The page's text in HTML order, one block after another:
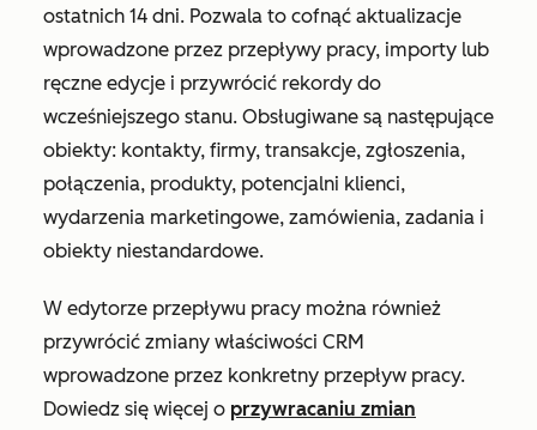
ostatnich 14 dni. Pozwala to cofnąć aktualizacje
wprowadzone przez przepływy pracy, importy lub
ręczne edycje i przywrócić rekordy do
wcześniejszego stanu. Obsługiwane są następujące
obiekty: kontakty, firmy, transakcje, zgłoszenia,
połączenia, produkty, potencjalni klienci,
wydarzenia marketingowe, zamówienia, zadania i
obiekty niestandardowe.
W edytorze przepływu pracy można również
przywrócić zmiany właściwości CRM
wprowadzone przez konkretny przepływ pracy.
Dowiedz się więcej o przywracaniu zmian